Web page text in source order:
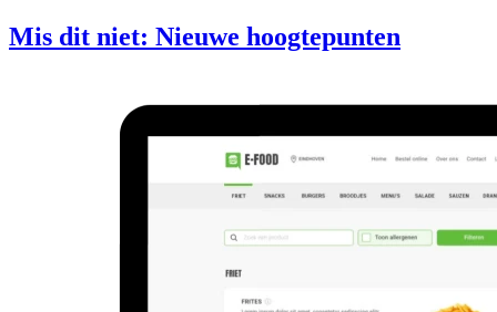
Mis dit niet: Nieuwe hoogtepunten